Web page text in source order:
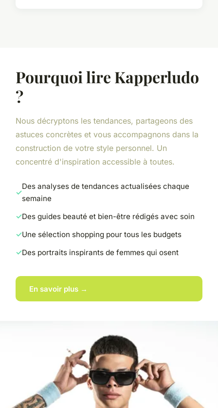
Pourquoi lire Kapperludo
?
Nous décryptons les tendances, partageons des
astuces concrètes et vous accompagnons dans la
construction de votre style personnel. Un
concentré d'inspiration accessible à toutes.
Des analyses de tendances actualisées chaque
semaine
Des guides beauté et bien-être rédigés avec soin
Une sélection shopping pour tous les budgets
Des portraits inspirants de femmes qui osent
En savoir plus →